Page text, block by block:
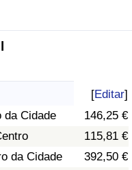
[Editar]
da Cidade
146,25 €
115,81 €
da Cidade
392,50 €
por País